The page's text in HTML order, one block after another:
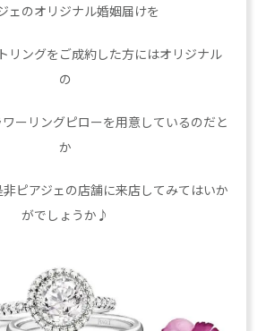
ェのオリジナル婚姻届けを
リングをご成約した方にはオリジナル
の
ーリングピローを用意しているのだと
か
ピアジェの店舗に来店してみてはいか
がでしょうか♪